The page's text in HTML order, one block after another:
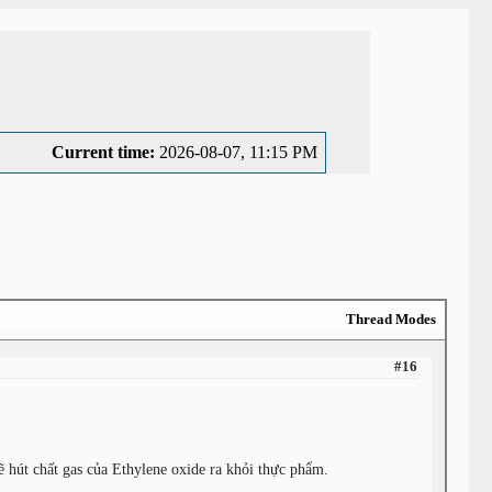
Current time: 2026-08-07, 11:15 PM
Thread Modes
#16
chất gas của Ethylene oxide ra khỏi thực phẩm.